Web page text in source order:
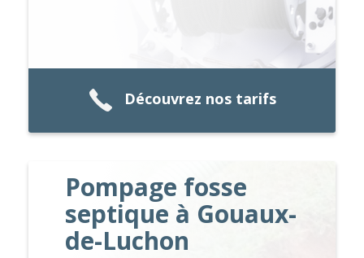
Découvrez nos tarifs
Pompage fosse
septique à Gouaux-
de-Luchon